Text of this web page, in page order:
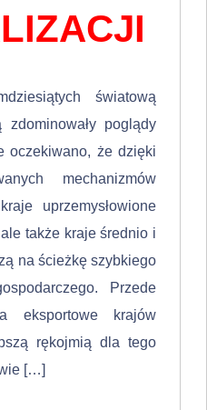
światową
zdomino­wały poglądy
oczekiwano, że dzięki
mechanizmów
uprzemysłowione
także kraje średnio i
na ścieżkę szybkiego
Przede
eksportowe krajów
rękojmią dla tego
[…]